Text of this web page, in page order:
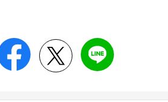
※教会は祈りの場です。節度を
さい。なお、拝観には予約が必要で